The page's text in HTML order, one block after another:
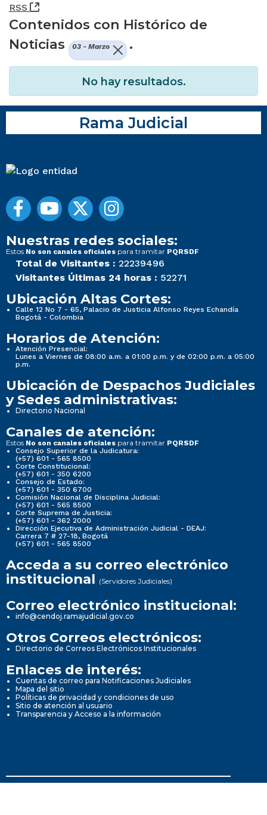
RSS (Abre una nueva ventana)
Contenidos con Histórico de
Noticias
03 - Marzo .
No hay resultados.
Rama Judicial
Nuestras redes sociales:
Estos No son canales oficiales para tramitar PQRSDF
Total de Visitantes : 22239496
Visitantes Últimas 24 horas : 52271
Ubicación Altas Cortes:
Calle 12 No 7 - 65, Palacio de Justicia Alfonso Reyes Echandía
Bogotá - Colombia
Horarios de Atención:
Atención Presencial:
Lunes a Viernes de 08:00 a.m. a 01:00 p.m. y de 02:00 p.m. a 05:00
p.m.
Ubicación de Despachos Judiciales
y Sedes administrativas:
Directorio Nacional
Canales de atención:
Estos No son canales oficiales para tramitar PQRSDF
Consejo Superior de la Judicatura:
(+57) 601 - 565 8500
Corte Constitucional:
(+57) 601 - 350 6200
Consejo de Estado:
(+57) 601 - 350 6700
Comisión Nacional de Disciplina Judicial:
(+57) 601 - 565 8500
Corte Suprema de Justicia:
(+57) 601 - 362 2000
Dirección Ejecutiva de Administración Judicial - DEAJ:
Carrera 7 # 27-18, Bogotá
(+57) 601 - 565 8500
Acceda a su correo electrónico
institucional (Servidores Judiciales)
Correo electrónico institucional:
info@cendoj.ramajudicial.gov.co
Otros Correos electrónicos:
Directorio de Correos Electrónicos Institucionales
Enlaces de interés:
Cuentas de correo para Notificaciones Judiciales
Mapa del sitio
Políticas de privacidad y condiciones de uso
Sitio de atención al usuario
Transparencia y Acceso a la información